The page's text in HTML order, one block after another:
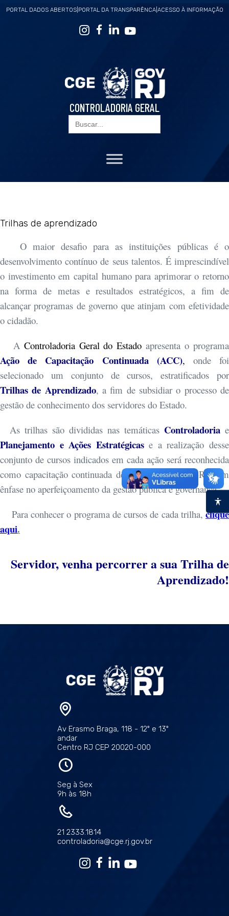
PORTAL DADOS ABERTOS| PORTAL DA TRANSPARÊNCA| ACESSO À INFORMAÇÃO
CONTROLADORIA GERAL
Search
for:
Trilhas de aprendizado
O maior desafio para as instituições públicas é o
desenvolvimento contínuo de seus talentos. É imprescindível
o investimento em capital humano para aprimorar o retorno
na forma de metas e resultados estratégicos, a fim de
alcançar programas de governo que atinjam com efetividade
o cidadão.
A Controladoria Geral do Estado apresenta o programa
Ação de Capacitação Continuada (ACC), onde foi
selecionado um conjunto de cursos, estratificados por
Trilhas de Aprendizado, a fim de subsidiar o processo de
gestão de conhecimento dos servidores do Estado.
As trilhas são divididas nas temáticas Controladoria e
Planejamento e Ações Estratégicase a realização desse
conjunto de cursos indicados em cada ação será reconhecida
como capacitação continuada de interesse da CGE-RJ com
ênfase no aperfeiçoamento da gestão pública e governança.
Para conhecer o programa de cursos de cada trilha, clique
aqui.
Servidor, venha percorrer a sua Trilha de
Aprendizado!
Av Erasmo Braga, 118 - 12º e 13º
andar
Centro RJ CEP 20020-000
Seg à Sex
9h às 18h
21 2333.1814
controladoria@cge.rj.gov.br